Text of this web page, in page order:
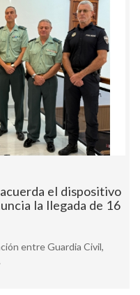
el dispositivo
la llegada de 16
entre Guardia Civil,